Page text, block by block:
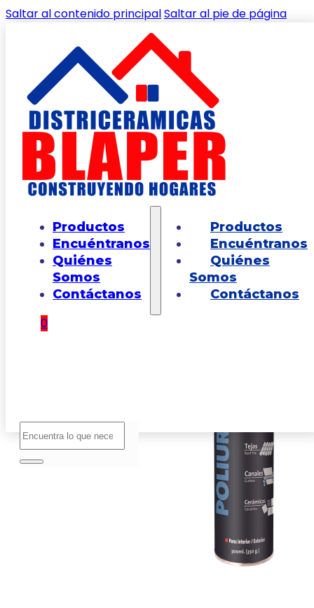
Saltar al contenido principalSaltar al pie de página
Productos
Encuéntranos
Quiénes
Somos
Contáctanos
Productos
Encuéntranos
Quiénes
Somos
Contáctanos
0
Buscar
Inicio/Shop/PINTURA, ESTUCOS Y
COMPLEMENTOS/SELLOS
Poliuretano 100%
Blanco
🔍